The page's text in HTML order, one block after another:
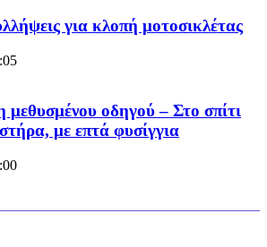
για κλοπή μοτοσικλέτας
μεθυσμένου οδηγού – Στο σπίτι
με επτά φυσίγγια